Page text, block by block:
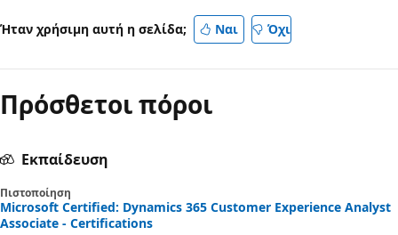
Ήταν χρήσιμη αυτή η σελίδα; Ναι Όχι
Πρόσθετοι πόροι
Εκπαίδευση
Πιστοποίηση
Microsoft Certified: Dynamics 365 Customer Experience Analyst
Associate - Certifications